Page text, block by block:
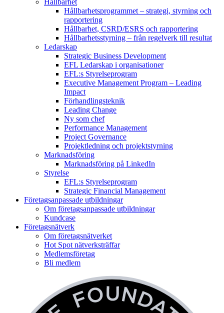
Hållbarhet
Hållbarhetsprogrammet – strategi, styrning och
rapportering
Hållbarhet, CSRD/ESRS och rapportering
Hållbarhetsstyrning – från regelverk till resultat
Ledarskap
Strategic Business Development
EFL Ledarskap i organisationer
EFL:s Styrelseprogram
Executive Management Program – Leading
Impact
Förhandlingsteknik
Leading Change
Ny som chef
Performance Management
Project Governance
Projektledning och projektstyrning
Marknadsföring
Marknadsföring på LinkedIn
Styrelse
EFL:s Styrelseprogram
Strategic Financial Management
Företagsanpassade utbildningar
Om företagsanpassade utbildningar
Kundcase
Företagsnätverk
Om företagsnätverket
Hot Spot nätverksträffar
Medlemsföretag
Bli medlem